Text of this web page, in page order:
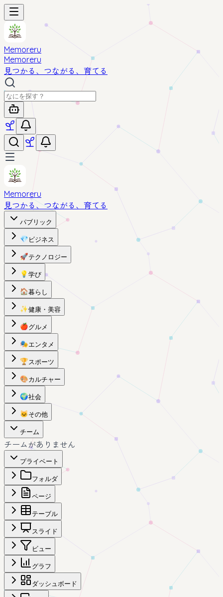
Memoreru
Memoreru
見つかる、つながる、育てる
Memoreru
見つかる、つながる、育てる
パブリック
💎 ビジネス
🚀テクノロジー
💡 学び
🏠暮らし
✨健康・美容
🍎グルメ
🎭エンタメ
🏆スポーツ
🎨カルチャー
🌍社会
🐱 その他
チーム
チームがありません
プライベート
フォルダ
ページ
テーブル
スライド
ビュー
グラフ
ダッシュボード